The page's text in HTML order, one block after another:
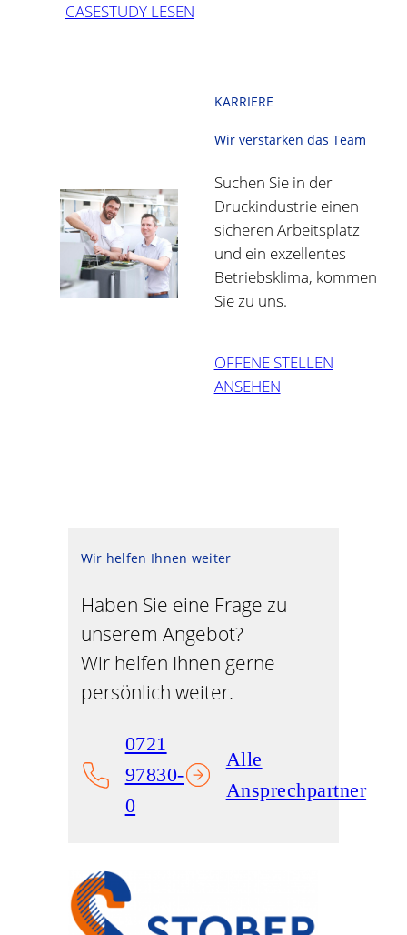
CASESTUDY LESEN
KARRIERE
Wir verstärken das Team
Suchen Sie in der
Druckindustrie einen
sicheren Arbeitsplatz
und ein exzellentes
Betriebsklima, kommen
Sie zu uns.
OFFENE STELLEN
ANSEHEN
Wir helfen Ihnen weiter
Haben Sie eine Frage zu
unserem Angebot?
Wir helfen Ihnen gerne
persönlich weiter.
0721
97830-
0
Alle
Ansprechpartner